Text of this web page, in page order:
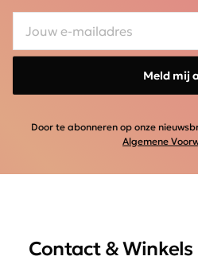
Meld mij
Door te abonneren op onze
Algemene
Contact & Winkels